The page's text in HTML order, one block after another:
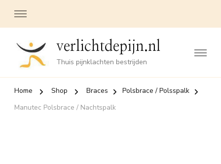
verlichtdepijn.nl
Thuis pijnklachten bestrijden
Home Shop Braces
Polsbrace / Polsspalk
Manutec Polsbrace / Nachtspalk